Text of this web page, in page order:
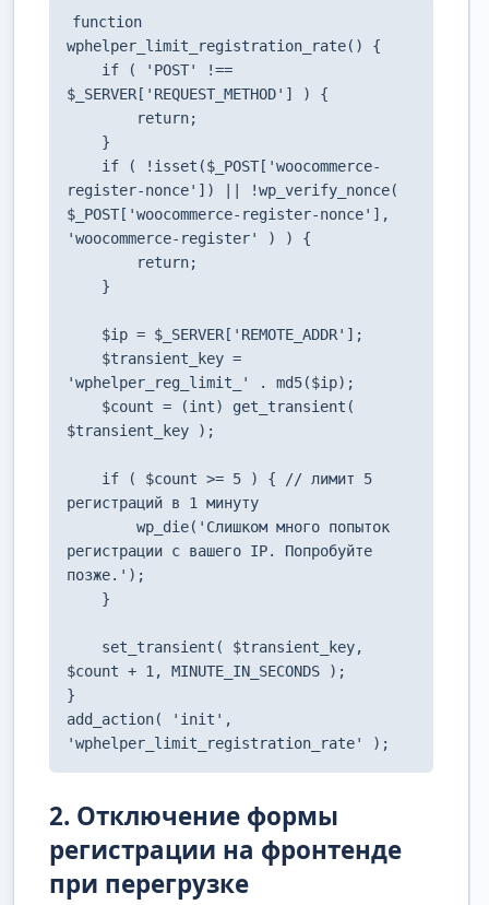
function
wphelper_limit_registration_rate() {
$_SERVER['REQUEST_METHOD'] ) {
register-nonce']) || !wp_verify_nonce(
$_POST['woocommerce-register-nonce'],
'woocommerce-register' ) ) {
'wphelper_reg_limit_' . md5($ip);
$transient_key );
регистраций в 1 минуту
регистрации с вашего IP. Попробуйте
позже.');
$count + 1, MINUTE_IN_SECONDS );
}
add_action( 'init',
'wphelper_limit_registration_rate' );
2. Отключение формы
регистрации на фронтенде
при перегрузке